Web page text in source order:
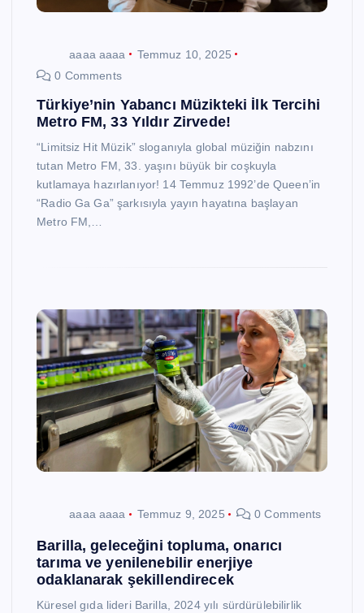
aaaa aaaa
Temmuz 10, 2025
0 Comments
Türkiye’nin Yabancı Müzikteki İlk Tercihi
Metro FM, 33 Yıldır Zirvede!
“Limitsiz Hit Müzik” sloganıyla global müziğin nabzını
tutan Metro FM, 33. yaşını büyük bir coşkuyla
kutlamaya hazırlanıyor! 14 Temmuz 1992’de Queen’in
“Radio Ga Ga” şarkısıyla yayın hayatına başlayan
Metro FM,…
aaaa aaaa Temmuz 9, 2025 0 Comments
Barilla, geleceğini topluma, onarıcı
tarıma ve yenilenebilir enerjiye
odaklanarak şekillendirecek
Küresel gıda lideri Barilla, 2024 yılı sürdürülebilirlik